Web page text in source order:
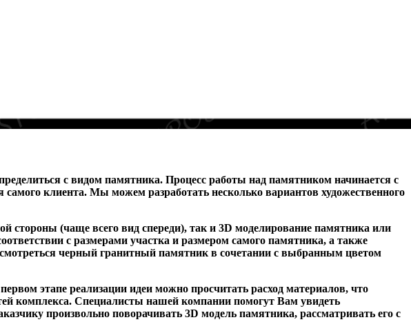
с видом памятника. Процесс работы над памятником начинается с
самого клиента. Мы можем разработать несколько вариантов художественного
стороны (чаще всего вид спереди), так и 3D моделирование памятника или
с размерами участка и размером самого памятника, а также
черный гранитный памятник в сочетании с выбранным цветом
этапе реализации идеи можно просчитать расход материалов, что
комплекса. Специалисты нашей компании помогут Вам увидеть
произвольно поворачивать 3D модель памятника, рассматривать его с